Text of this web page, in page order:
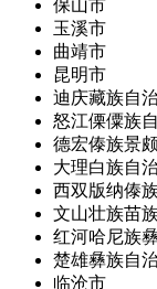
保山市
玉溪市
曲靖市
昆明市
迪庆藏族自
怒江傈僳族
德宏傣族景
大理白族自
西双版纳傣
文山壮族苗
红河哈尼族
楚雄彝族自
临沧市